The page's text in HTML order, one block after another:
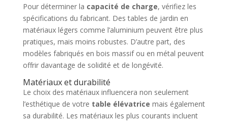
Pour déterminer la capacité de charge, vérifiez les
spécifications du fabricant. Des tables de jardin en
matériaux légers comme l’aluminium peuvent être plus
pratiques, mais moins robustes. D’autre part, des
modèles fabriqués en bois massif ou en métal peuvent
offrir davantage de solidité et de longévité.
Matériaux et durabilité
Le choix des matériaux influencera non seulement
l’esthétique de votre table élévatrice mais également
sa durabilité. Les matériaux les plus courants incluent